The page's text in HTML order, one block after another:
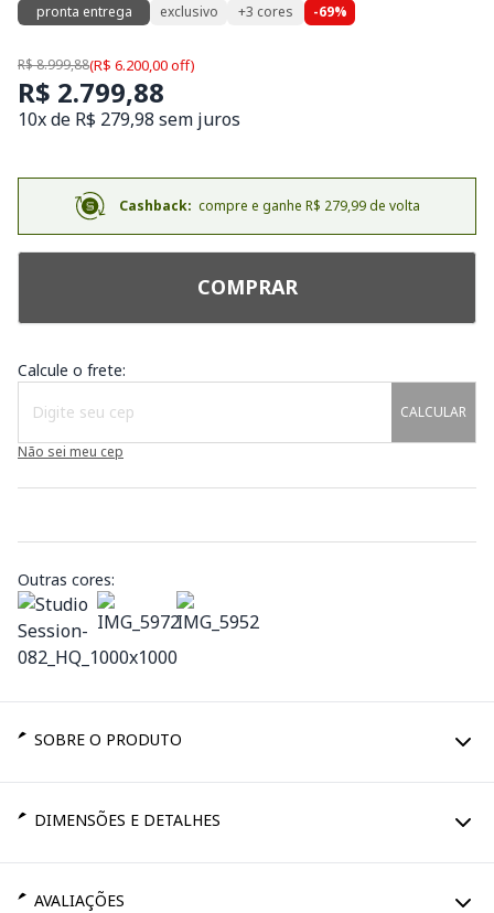
pronta entrega
exclusivo +3 cores -69%
R$ 8.999,88(R$ 6.200,00 off)
R$ 2.799,88
10x de R$ 279,98 sem juros
Cashback: compre e ganhe R$ 279,99 de volta
COMPRAR
Calcule o frete:
CALCULAR
Não sei meu cep
Outras cores:
SOBRE O PRODUTO
DIMENSÕES E DETALHES
AVALIAÇÕES